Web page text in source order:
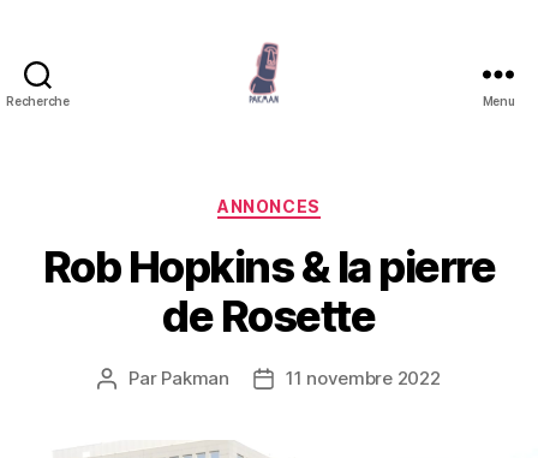
Recherche Menu
Catégories
ANNONCES
Rob Hopkins & la pierre
de Rosette
Auteur
Par Pakman
Date11 novembre 2022